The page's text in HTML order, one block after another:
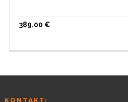
389.00 €
KONTAKT: